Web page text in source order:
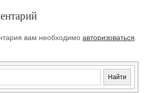
вам необходимо авторизоваться